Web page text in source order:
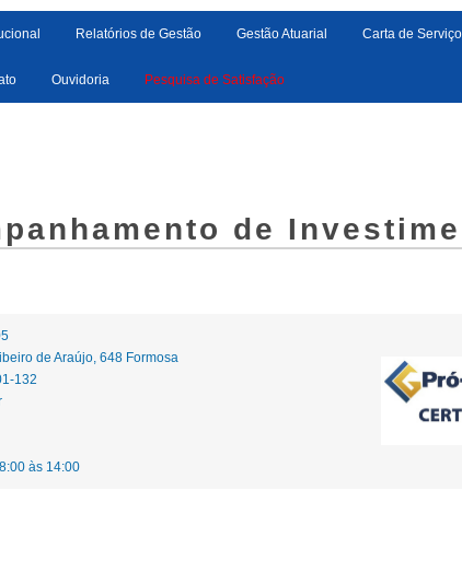
Relatórios de Gestão Gestão Atuarial Carta de
Ouvidoria Pesquisa de Satisfação
de
de Araújo, 648 Formosa
132
às 14:00